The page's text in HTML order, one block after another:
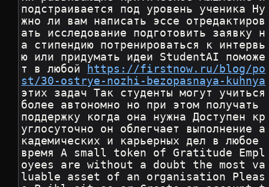
подстраивается под уровень ученика Ну
жно ли вам написать эссе отредактиров
ать исследование подготовить заявку н
а стипендию потренироваться к интервь
ю или придумать идеи StudentAI поможе
т в любой
https://firstnow.ru/blog/po
st/30-ostrye-nozhi-bezopasnaya-kuhnya
этих задач Так студенты могут учиться
более автономно но при этом получать
поддержку когда она нужна Доступен кр
углосуточно он облегчает выполнение а
кадемических и карьерных дел в любое
время A small token of Gratitude Empl
oyees are without a doubt the most va
luable asset of an organisation Pleas